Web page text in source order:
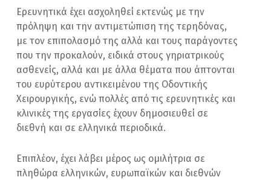
Ερευνητικά έχει ασχοληθεί εκτενώς με την
πρόληψη και την αντιμετώπιση της τερηδόνας,
με τον επιπολασμό της αλλά και τους παράγοντες
που την προκαλούν, ειδικά στους γηριατρικούς
ασθενείς, αλλά και με άλλα θέματα που άπτονται
του ευρύτερου αντικειμένου της Οδοντικής
Χειρουργικής, ενώ πολλές από τις ερευνητικές και
κλινικές της εργασίες έχουν δημοσιευθεί σε
διεθνή και σε ελληνικά περιοδικά.
Επιπλέον, έχει λάβει μέρος ως ομιλήτρια σε
πληθώρα ελληνικών, ευρωπαϊκών και διεθνών